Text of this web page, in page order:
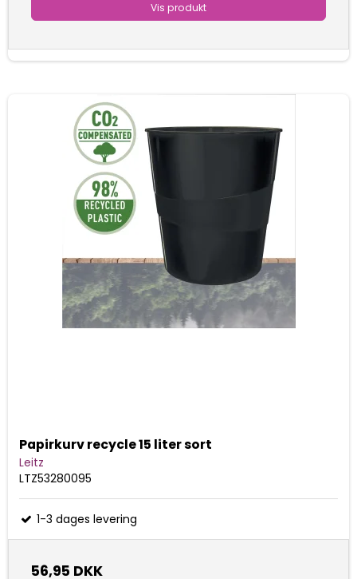
Vis produkt
Papirkurv recycle 15 liter sort
Leitz
LTZ53280095
1-3 dages levering
56,95 DKK